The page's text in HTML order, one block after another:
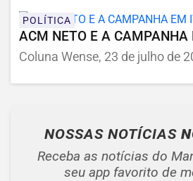
POLÍTICA
ACM NETO E A CAMPANHA
Coluna Wense, 23 de julho de
NOSSAS NOTÍCIAS
Receba as notícias do
seu app favorito de